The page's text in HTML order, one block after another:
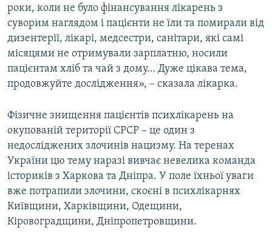
роки, коли не було фінансування лікарень з
суворим наглядом і пацієнти не їли та помирали від
дизентерії, лікарі, медсестри, санітари, які самі
місяцями не отримували зарплатню, носили
пацієнтам хліб та чай з дому… Дуже цікава тема,
продовжуйте дослідження», – сказала лікарка.
Фізичне знищення пацієнтів психлікарень на
окупованій території СРСР – це один з
недосліджених злочинів нацизму. На теренах
України цю тему наразі вивчає невелика команда
істориків з Харкова та Дніпра. У поле їхньої уваги
вже потрапили злочини, скоєні в психлікарнях
Київщини, Харківщини, Одещини,
Кіровоградщини, Дніпропетровщини.